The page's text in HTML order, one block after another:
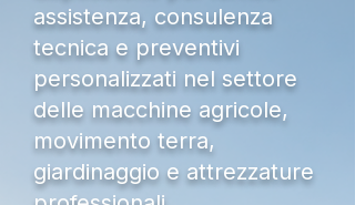
assistenza, consulenza
tecnica e preventivi
personalizzati nel settore
delle macchine agricole,
movimento terra,
giardinaggio e attrezzature